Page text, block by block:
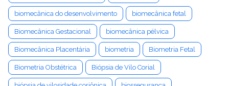
biomecânica do desenvolvimento biomecânica fetal
Biomecânica Gestacional biomecânica pélvica
Biomecânica Placentária biometria Biometria Fetal
Biometria Obstétrica Biópsia de Vilo Corial